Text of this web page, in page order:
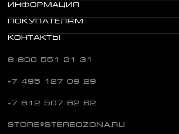
ИНФОРМАЦИЯ
ПОКУПАТЕЛЯМ
КОНТАКТЫ
8 800 551 21 31
+7 495 127 09 29
+7 812 507 82 62
STORE@STEREOZONA.RU